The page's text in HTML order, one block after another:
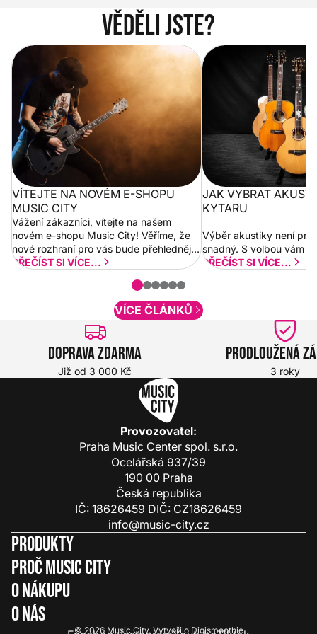
Věděli jste?
Vítejte na novém e-shopu Music
City
VÍTEJTE NA NOVÉM E-SHOPU
MUSIC CITY
Vážení zákazníci, vítejte na našem
novém e-shopu Music City! Věříme, že
nové rozhraní pro vás bude přehlednější
a rychlejší. Postupně budeme přidávat
PŘEČÍST SI VÍCE...
Jak vybrat
JAK VYBRAT
KYTARU
Výběr akustiky není pro
snadný. S volbou vám
PŘEČÍST SI VÍCE...
VÍCE ČLÁNKŮ
Doprava zdarma
Již od 3 000 Kč
Prodloužená
3 roky
Provozovatel:
Praha Music Center spol. s.r.o.
Ocelářská 937/39
190 00 Praha
Česká republika
IČ: 18626459 DIČ: CZ18626459
info@music-city.cz
Produkty
Proč Music City
O nákupu
O nás
© 2026 Music City. Vytvořilo Digismoothie